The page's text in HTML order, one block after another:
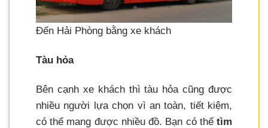
Đến Hải Phòng bằng xe khách
Tàu hỏa
Bên cạnh xe khách thì tàu hỏa cũng được
nhiều người lựa chọn vì an toàn, tiết kiệm,
có thể mang được nhiều đồ. Bạn có thểtìm